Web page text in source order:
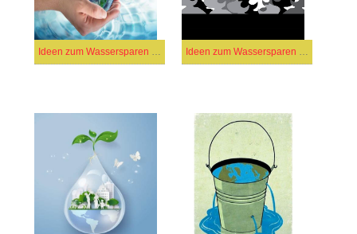
Ideen zum Wassersparen (39) Ideen zum Wassersparen (30)